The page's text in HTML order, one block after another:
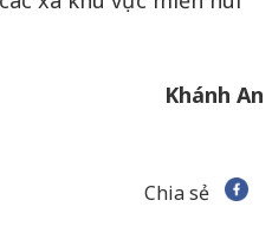
Khánh An
Chia sẻ